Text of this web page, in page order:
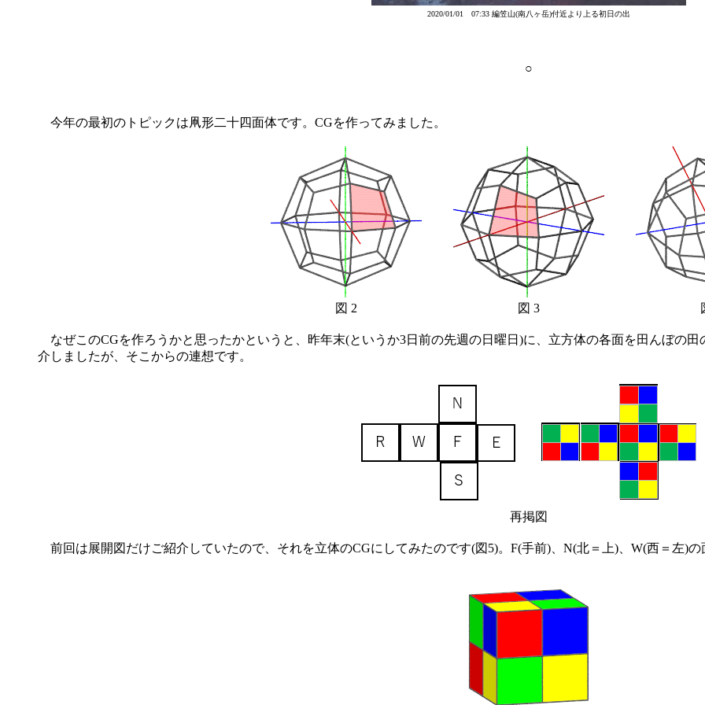
2020/01/01 07:33 編笠山(南八ヶ岳)付近より上る初日の出
○
今年の最初のトピックは凧形二十四面体です。CGを作ってみました。
図 2 図 3
なぜこのCGを作ろうかと思ったかというと、昨年末(というか3日前の先週の日曜日)に、立方体の各面を田んぼの
介しましたが、そこからの連想です。
再掲図
前回は展開図だけご紹介していたので、それを立体のCGにしてみたのです(図5)。F(手前)、N(北＝上)、W(西＝左)の